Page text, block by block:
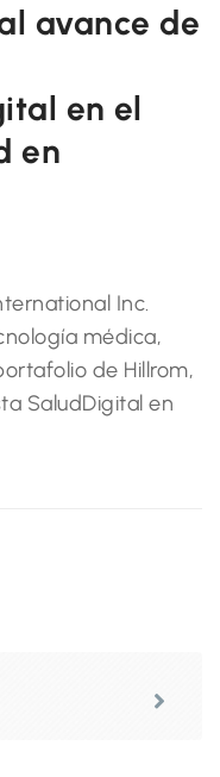
avance de
en el
en
Inc.
médica,
de Hillrom,
SaludDigital en